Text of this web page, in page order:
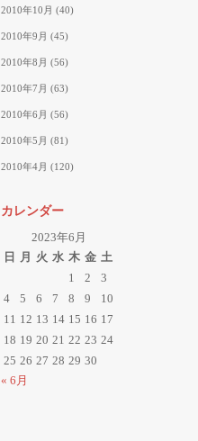
2010年10月 (40)
2010年9月 (45)
2010年8月 (56)
2010年7月 (63)
2010年6月 (56)
2010年5月 (81)
2010年4月 (120)
カレンダー
2023年6月
日
月 火 水 木 金 土
1
2
3
4
5 6 7 8 9
10
11 12 13 14 15 16 17
18 19 20 21 22 23 24
25 26 27 28 29 30
« 6月